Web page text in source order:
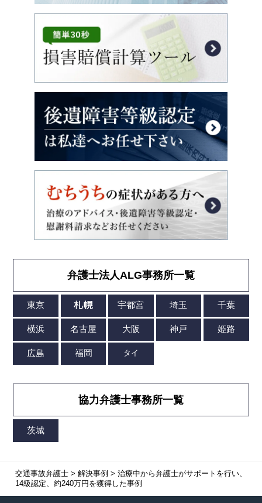
弁護士法人ALG事務所一覧
協力弁護士事務所一覧
交通事故弁護士> 解決事例 > 治療中から弁護士がサポートを行い、
14級認定、約240万円を獲得した事例